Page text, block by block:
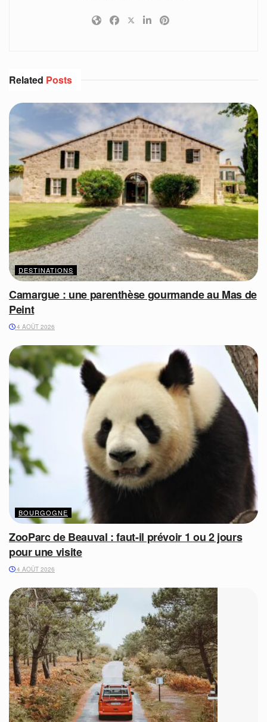
Related Posts
DESTINATIONS
Camargue : une parenthèse gourmande au Mas de
Peint
4 AOÛT 2026
BOURGOGNE
ZooParc de Beauval : faut-il prévoir 1 ou 2 jours
pour une visite
4 AOÛT 2026